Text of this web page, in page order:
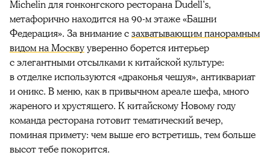
Michelin для гонконгского ресторана Dudell’s,
метафорично находится на 90-м этаже «Башни
Федерация». За внимание сзахватывающим панорамным
видом на Москвууверенно борется интерьер
с элегантными отсылками к китайской культуре:
в отделке используются «драконья чешуя», антиквариат
и оникс. В меню, как в привычном ареале шефа, много
жареного и хрустящего. К китайскому Новому году
команда ресторана готовит тематический вечер,
поминая примету: чем выше его встретишь, тем больше
высот тебе покорится.